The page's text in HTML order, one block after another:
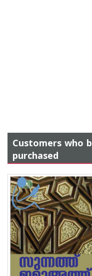
Customers who
purchased